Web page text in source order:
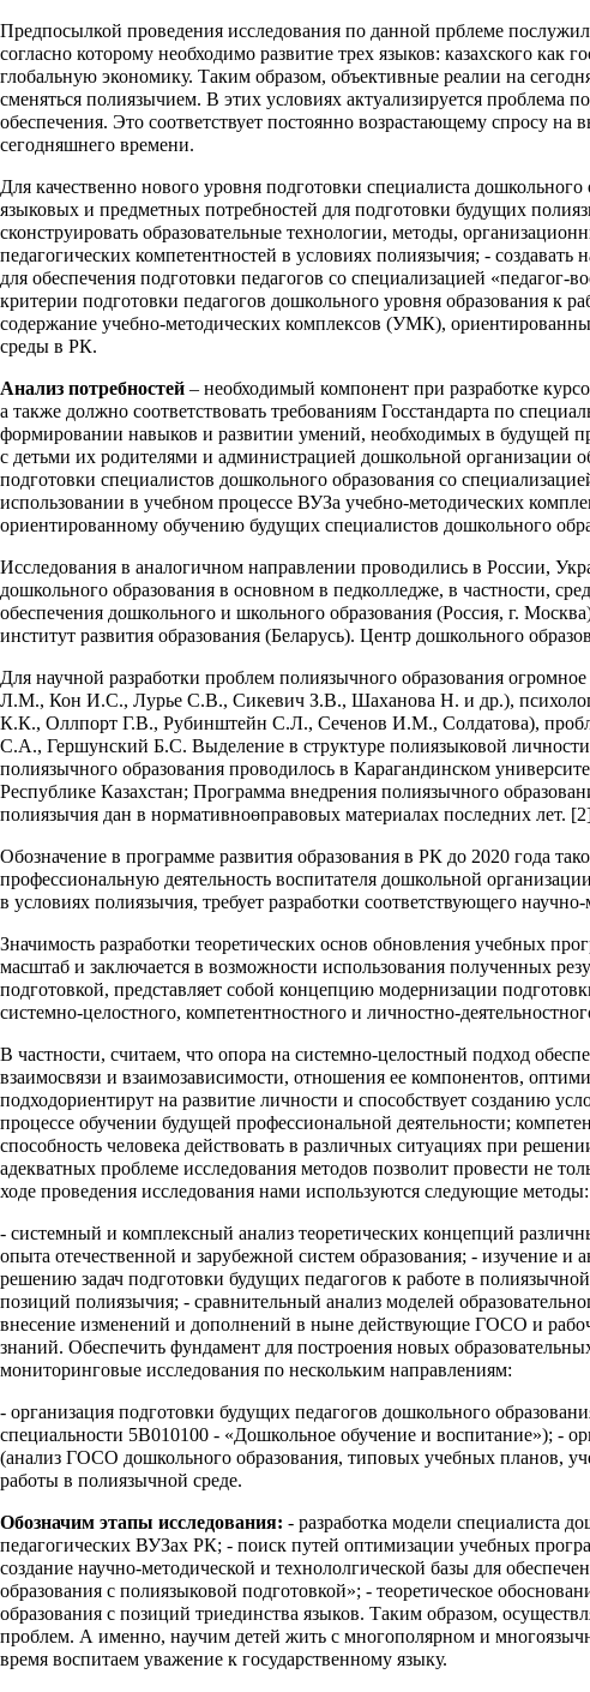
Предпосылкой проведения исследования по данной прблеме
согласно которому необходимо развитие трех языков: казахского
глобальную экономику. Таким образом, объективные реалии на
сменяться полиязычием. В этих условиях актуализируется проблема
обеспечения. Это соответствует постоянно возрастающему спросу
сегодняшнего времени.
Для качественно нового уровня подготовки специалиста
языковых и предметных потребностей для подготовки будущих
сконструировать образовательные технологии, методы,
педагогических компетентностей в условиях полиязычия; -
для обеспечения подготовки педагогов со специализацией
критерии подготовки педагогов дошкольного уровня образования к
содержание учебно-методических комплексов (УМК),
среды в РК.
Анализ потребностей – необходимый компонент при разработке
а также должно соответствовать требованиям Госстандарта по
формировании навыков и развитии умений, необходимых в будущей
с детьми их родителями и администрацией дошкольной организации
подготовки специалистов дошкольного образования со
использовании в учебном процессе ВУЗа учебно-методических
ориентированному обучению будущих специалистов дошкольного
Исследования в аналогичном направлении проводились в России,
дошкольного образования в основном в педколледже, в частности,
обеспечения дошкольного и школьного образования (Россия, г.
институт развития образования (Беларусь). Центр дошкольного
Для научной разработки проблем полиязычного образования
Л.М., Кон И.С., Лурье С.В., Сикевич З.В., Шаханова Н. и др.),
К.К., Оллпорт Г.В., Рубинштейн С.Л., Сеченов И.М., Солдатова),
С.А., Гершунский Б.С. Выделение в структуре полиязыковой
полиязычного образования проводилось в Карагандинском
Республике Казахстан; Программа внедрения полиязычного
полиязычия дан в нормативноөправовых материалах последних лет.
Обозначение в программе развития образования в РК до 2020 года
профессиональную деятельность воспитателя дошкольной
в условиях полиязычия, требует разработки соответствующего
Значимость разработки теоретических основ обновления учебных
масштаб и заключается в возможности использования полученных
подготовкой, представляет собой концепцию модернизации
системно-целостного, компетентностного и личностно-
В частности, считаем, что опора на системно-целостный подход
взаимосвязи и взаимозависимости, отношения ее компонентов,
подходориентирут на развитие личности и способствует созданию
процессе обучении будущей профессиональной деятельности;
способность человека действовать в различных ситуациях при
адекватных проблеме исследования методов позволит провести не
ходе проведения исследования нами используются следующие методы:
- системный и комплексный анализ теоретических концепций
опыта отечественной и зарубежной систем образования; - изучение и
решению задач подготовки будущих педагогов к работе в
позиций полиязычия; - сравнительный анализ моделей
внесение изменений и дополнений в ныне действующие ГОСО и
знаний. Обеспечить фундамент для построения новых
мониторинговые исследования по нескольким направлениям:
- организация подготовки будущих педагогов дошкольного
специальности 5В010100 - «Дошкольное обучение и воспитание»); -
(анализ ГОСО дошкольного образования, типовых учебных планов,
работы в полиязычной среде.
Обозначим этапы исследования: - разработка модели специалиста
педагогических ВУЗах РК; - поиск путей оптимизации учебных
создание научно-методической и технололгической базы для
образования с полиязыковой подготовкой»; - теоретическое
образования с позиций триединства языков. Таким образом,
проблем. А именно, научим детей жить с многополярном и
время воспитаем уважение к государственному языку.